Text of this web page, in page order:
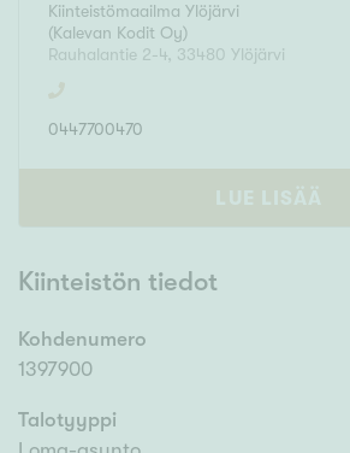
Kiinteistömaailma Ylöjärvi
(Kalevan Kodit Oy)
Rauhalantie 2-4, 33480 Ylöjärvi
0447700470
LUE LISÄÄ
Kiinteistön tiedot
Kohdenumero
1397900
Talotyyppi